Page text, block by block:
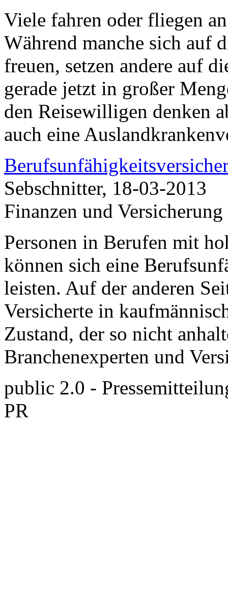
Viele fahren oder fliegen
Während manche sich auf
freuen, setzen andere auf
gerade jetzt in großer
den Reisewilligen denken
auch eine
Sebschnitter, 18-03-2013
Finanzen und Versicherung
Personen in Berufen mit
können sich eine
leisten. Auf der anderen
Versicherte in
Zustand, der so nicht
Branchenexperten und
public 2.0 -
PR